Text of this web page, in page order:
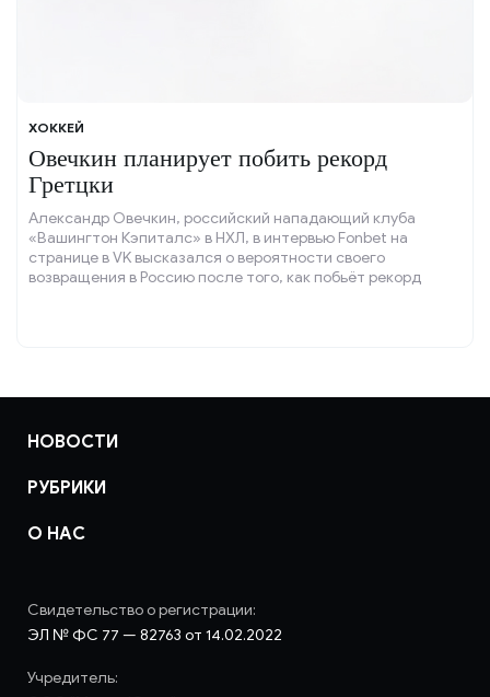
ХОККЕЙ
Овечкин планирует побить рекорд
Гретцки
Александр Овечкин, российский нападающий клуба
«Вашингтон Кэпиталс» в НХЛ, в интервью Fonbet на
странице в VK высказался о вероятности своего
возвращения в Россию после того, как побьёт рекорд
НОВОСТИ
РУБРИКИ
О НАС
Свидетельство о регистрации:
ЭЛ № ФС 77 — 82763 от 14.02.2022
Учредитель: